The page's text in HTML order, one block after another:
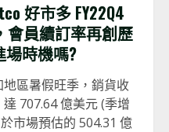
好市多 FY22Q4
會員續訂率再創歷
時機嗎?
區暑假旺季，銷貨收
707.64 億美元 (季增
市場預估的 504.31 億